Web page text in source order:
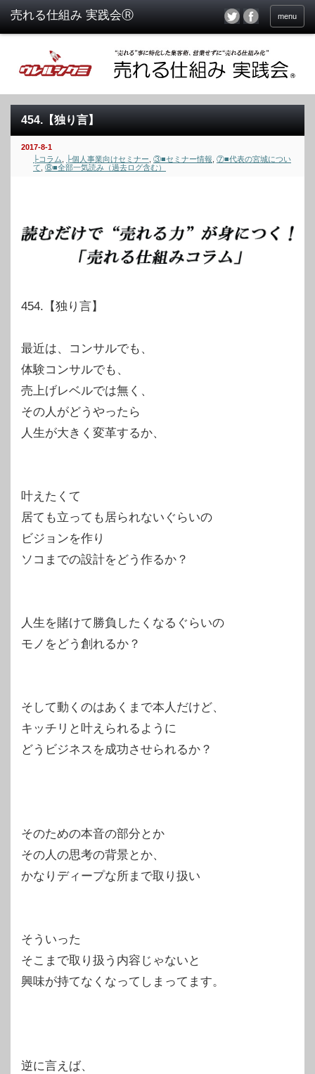
menu
454.【独り言】
2017-8-1
├コラム
├個人事業向けセミナー ③■セミナー情報 ⑦■代表の宮城につい
て ⑧■全部一気読み（過去ログ含む）
454.【独り言】
最近は、コンサルでも、
体験コンサルでも、
売上げレベルでは無く、
その人がどうやったら
人生が大きく変革するか、
叶えたくて
居ても立っても居られないぐらいの
ビジョンを作り
ソコまでの設計をどう作るか？
人生を賭けて勝負したくなるぐらいの
モノをどう創れるか？
そして動くのはあくまで本人だけど、
キッチリと叶えられるように
どうビジネスを成功させられるか？
そのための本音の部分とか
その人の思考の背景とか、
かなりディープな所まで取り扱い
そういった
そこまで取り扱う内容じゃないと
興味が持てなくなってしまってます。
逆に言えば、